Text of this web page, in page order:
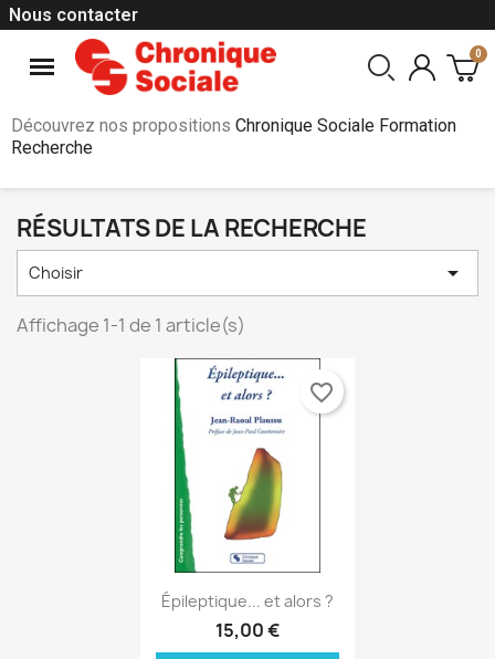
Nous contacter
Découvrez nos propositions Chronique Sociale Formation
Recherche
RÉSULTATS DE LA RECHERCHE
Choisir 
Affichage 1-1 de 1 article(s)
Aperçu rapide
Épileptique... et alors ?
15,00 €
favorite_border